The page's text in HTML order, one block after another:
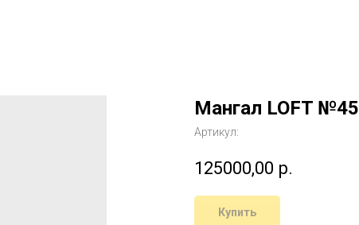
Мангал LOFT №45
Артикул:
125000,00 р.
Купить